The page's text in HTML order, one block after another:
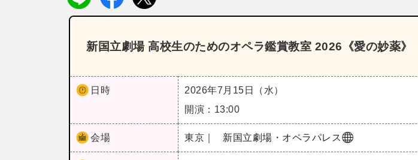
新国立劇場 高校生のためのオペラ鑑賞教室 2026《愛の妙薬》
日時
2026年7月15日（水）
開演：13:00
会場 東京｜ 新国立劇場・オペラパレス